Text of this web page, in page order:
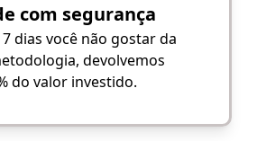
com segurança
7 dias você não gostar da
devolvemos
do valor investido.